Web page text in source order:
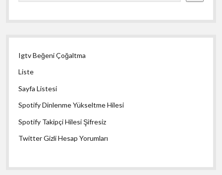
Igtv Beğeni Çoğaltma
Liste
Sayfa Listesi
Spotify Dinlenme Yükseltme Hilesi
Spotify Takipçi Hilesi Şifresiz
Twitter Gizli Hesap Yorumları